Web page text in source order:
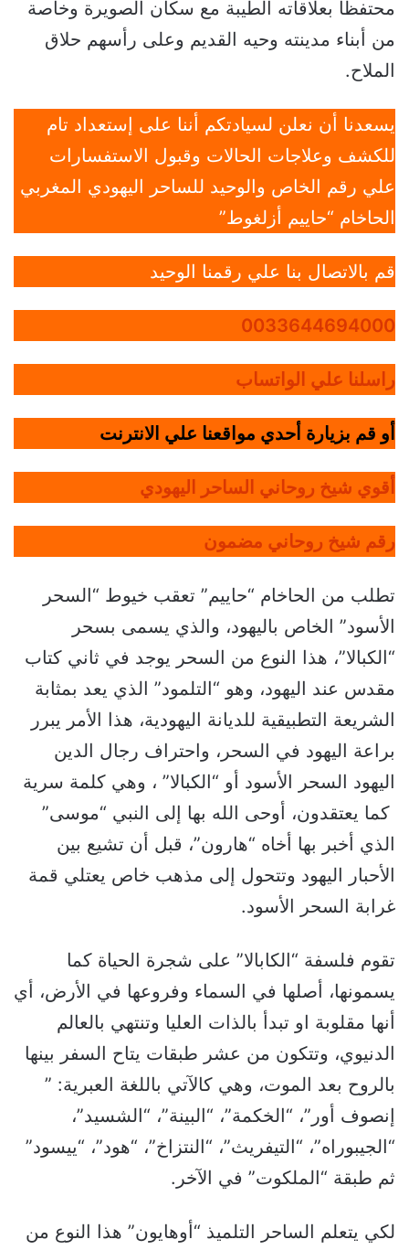
محتفظا بعلاقاته الطيبة مع سكان الصويرة وخاصة
من أبناء مدينته وحيه القديم وعلى رأسهم حلاق
الملاح.
يسعدنا أن نعلن لسيادتكم أننا على إستعداد تام
للكشف وعلاجات الحالات وقبول الاستفسارات
علي رقم الخاص والوحيد للساحر اليهودي المغربي
الحاخام “حاييم أزلغوط”
قم بالاتصال بنا علي رقمنا الوحيد
0033644694000
راسلنا علي الواتساب
أو قم بزيارة أحدي مواقعنا علي الانترنت
أقوي شيخ روحاني الساحر اليهودي
رقم شيخ روحاني مضمون
تطلب من الحاخام “حاييم” تعقب خيوط “السحر
الأسود” الخاص باليهود، والذي يسمى بسحر
“الكبالا”، هذا النوع من السحر يوجد في ثاني كتاب
مقدس عند اليهود، وهو “التلمود” الذي يعد بمثابة
الشريعة التطبيقية للديانة اليهودية، هذا الأمر يبرر
براعة اليهود في السحر، واحتراف رجال الدين
اليهود السحر الأسود أو “الكبالا” ، وهي كلمة سرية
كما يعتقدون، أوحى الله بها إلى النبي “موسى”
الذي أخبر بها أخاه “هارون”، قبل أن تشيع بين
الأحبار اليهود وتتحول إلى مذهب خاص يعتلي قمة
غرابة السحر الأسود.
تقوم فلسفة “الكابالا” على شجرة الحياة كما
يسمونها، أصلها في السماء وفروعها في الأرض، أي
أنها مقلوبة او تبدأ بالذات العليا وتنتهي بالعالم
الدنيوي، وتتكون من عشر طبقات يتاح السفر بينها
بالروح بعد الموت، وهي كالآتي باللغة العبرية: ”
إنصوف أور”، “الخكمة”، “البينة”، “الشسيد”،
“الجيبوراه”، “التيفريث”، “النتزاخ”، “هود”، “ييسود”
ثم طبقة “الملكوت” في الآخر.
لكي يتعلم الساحر التلميذ “أوهايون” هذا النوع من